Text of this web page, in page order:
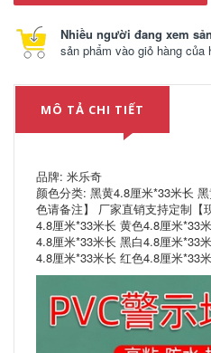
Nhiều người đang xem
sản phẩm vào giỏ hàng của
MÔ TẢ CHI TIẾT
品牌: 米乐奇
颜色分类: 黑黄4.8厘米*33米长
色请备注】 厂家直销支持定制【
4.8厘米*33米长 黄色4.8厘米*33
4.8厘米*33米长 黑白4.8厘米*33
4.8厘米*33米长 红色4.8厘米*33